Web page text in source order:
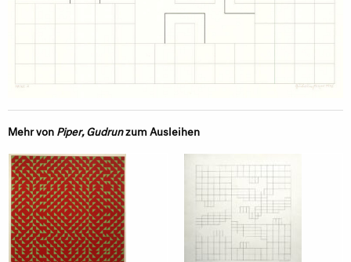
Mehr vonPiper, Gudrunzum Ausleihen